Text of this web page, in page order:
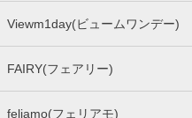
Viewm1day(ビュームワンデー)
FAIRY(フェアリー)
feliamo(フェリアモ)